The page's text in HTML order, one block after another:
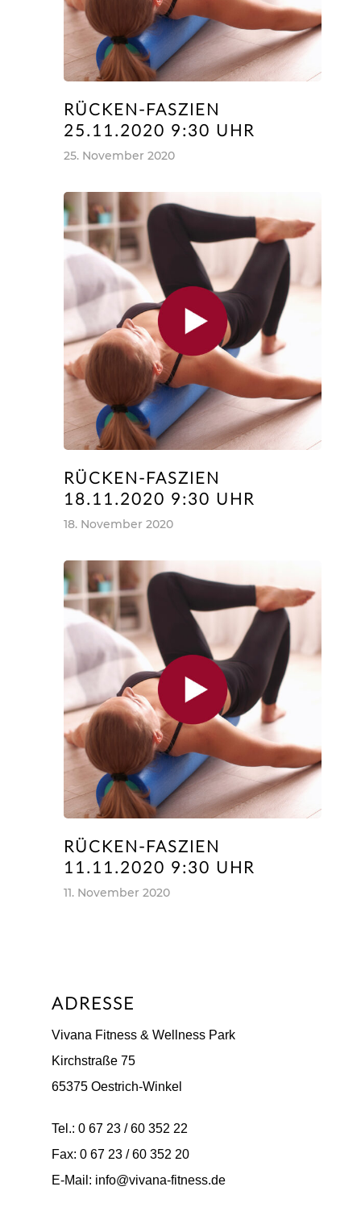
RÜCKEN-FASZIEN
25.11.2020 9:30 UHR
25. November 2020
RÜCKEN-FASZIEN
18.11.2020 9:30 UHR
18. November 2020
RÜCKEN-FASZIEN
11.11.2020 9:30 UHR
11. November 2020
ADRESSE
Vivana Fitness & Wellness Park
Kirchstraße 75
65375 Oestrich-Winkel
Tel.: 0 67 23 / 60 352 22
Fax: 0 67 23 / 60 352 20
E-Mail: info@vivana-fitness.de
Startseite
Fitness
Mehr Muskeln
Fitnesskurse
Powerplate
Wellness
Massage
Relax Lounge
Lichttherapie
Shop
Preise
Kontakt